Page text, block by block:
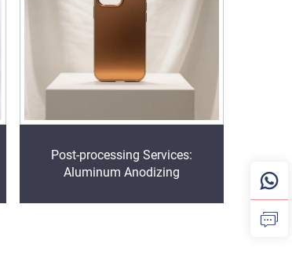
Post-processing Services:
Aluminum Anodizing